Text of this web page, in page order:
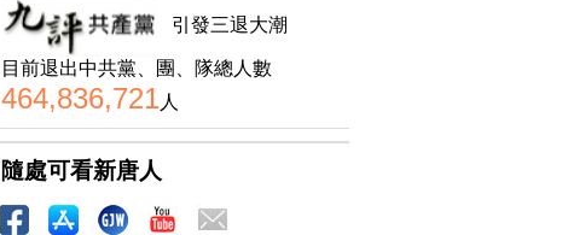
引發三退大潮
目前退出中共黨、團、隊總人數
464,836,721人
隨處可看新唐人